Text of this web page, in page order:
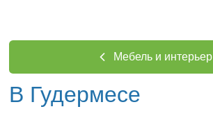
Мебель и интерьер
В Гудермесе